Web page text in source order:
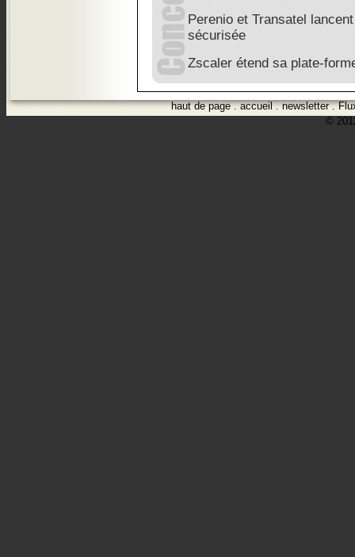
Perenio et Transatel
sécurisée
Zscaler étend sa plate-
haut de page.accueil.newsletter.
©